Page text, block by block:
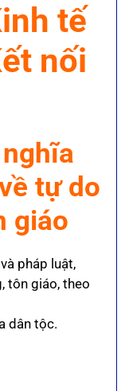
tế
nối
tự do
giáo
pháp luật,
tôn giáo, theo
dân tộc.